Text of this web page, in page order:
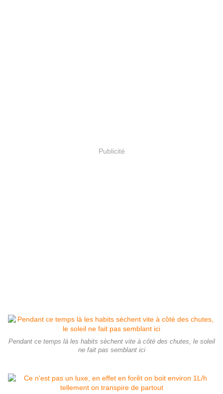
Publicité
Pendant ce temps là les habits sèchent vite à côté des chutes, le soleil
ne fait pas semblant ici